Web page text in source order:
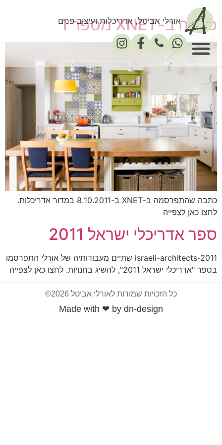
אורלי אביטל, אדריכלות ועיצוב פניםכתבה ב-XNET מספר 1
כתבה שהתפרסמה ב-XNET ב-8.10.2011 במדור אדריכלות.
לחצו כאן לצפייה
ספר אדריכלי ישראל 2011
israeli-architects-2011 שתיים מעבודותיה של אורלי התפרסמו
בספר "אדריכלי ישראל 2011", להשיג בחנויות. לחצו כאן לצפייה
כל הזכויות שמורות לאורלי אביטל 2026©
Made with ❤ by dn-design